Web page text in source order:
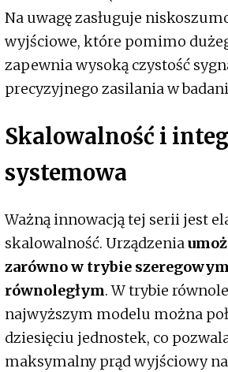
Na uwagę zasługuje
wyjściowe, które pomimo
zapewnia wysoką czystość
precyzyjnego zasilania w
Skalowalność i
systemowa
Ważną innowacją tej serii jest
skalowalność. Urządzenia
zarówno w trybie
równoległym. W trybie
najwyższym modelu można
dziesięciu jednostek, co
maksymalny prąd wyjściowy